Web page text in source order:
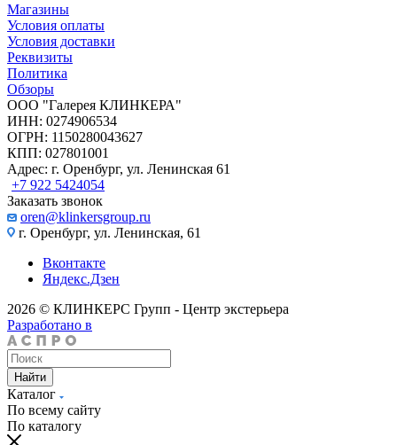
Магазины
Условия оплаты
Условия доставки
Реквизиты
Политика
Обзоры
ООО "Галерея КЛИНКЕРА"
ИНН: 0274906534
ОГРН: 1150280043627
КПП: 027801001
Адрес: г. Оренбург, ул. Ленинская 61
+7 922 5424054
Заказать звонок
oren@klinkersgroup.ru
г. Оренбург, ул. Ленинская, 61
Вконтакте
Яндекс.Дзен
2026 © КЛИНКЕРС Групп - Центр экстерьера
Разработано в
Найти
Каталог
По всему сайту
По каталогу